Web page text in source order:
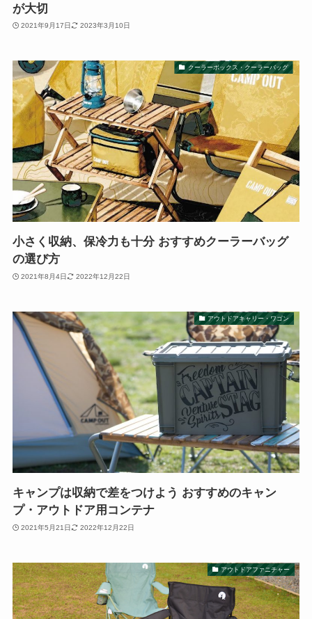
が大切
2021年9月17日 2023年3月10日
クーラーボックス・クーラーバッグ
小さく収納、保冷力も十分 おすすめクーラーバッグ
の選び方
2021年8月4日 2022年12月22日
アウトドアキャリー・ワゴン
キャンプは収納で差をつけよう おすすめのキャン
プ・アウトドア用コンテナ
2021年5月21日 2022年12月22日
アウトドアファニチャー